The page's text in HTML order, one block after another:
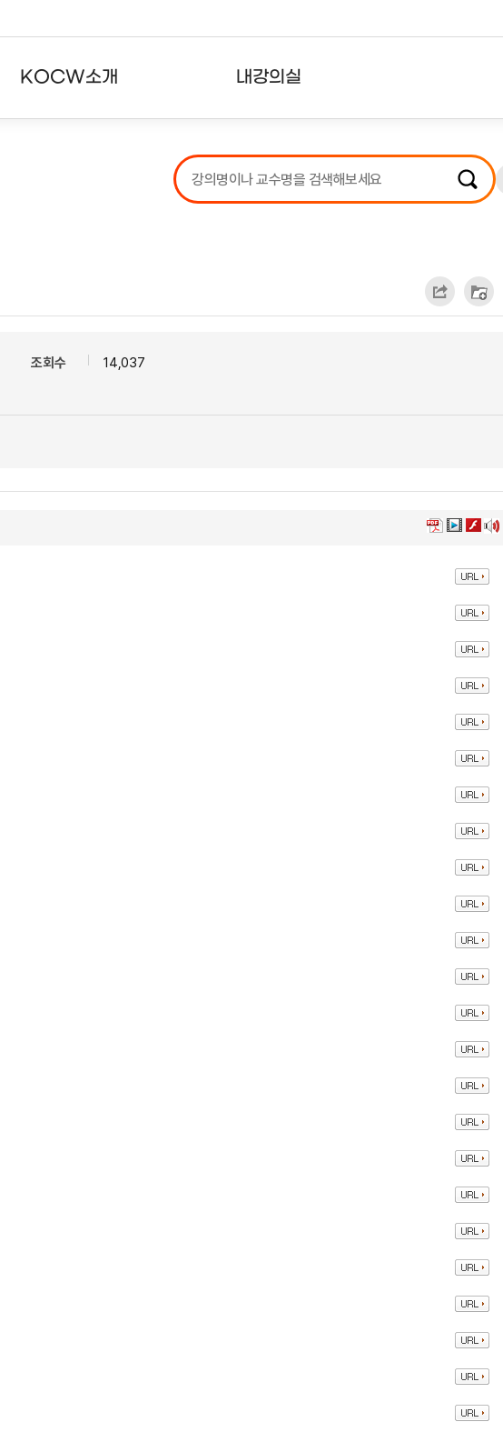
KOCW소개 내강의실
강의리스트
수강확인증강의
조회수 14,037